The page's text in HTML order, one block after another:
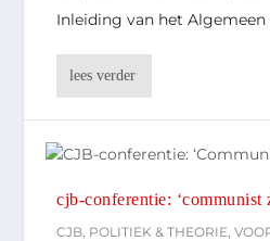
Inleiding van het
lees verder
cjb-conferentie:
CJB, POLITIEK & THEORIE,